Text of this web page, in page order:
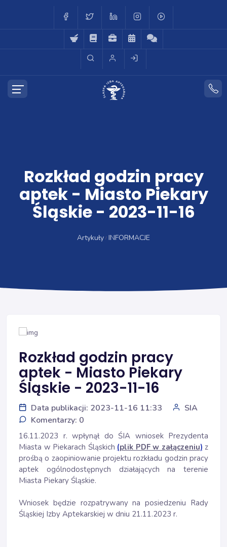
Rozkład godzin pracy
aptek - Miasto Piekary
Śląskie - 2023-11-16
Artykuły INFORMACJE
Rozkład godzin pracy
aptek - Miasto Piekary
Śląskie - 2023-11-16
Data publikacji: 2023-11-16 11:33
SIA
Komentarzy: 0
16.11.2023 r. wpłynął do ŚIA wniosek Prezydenta
Miasta w Piekarach Śląskich (plik PDF w załączeniu) z
prośbą o zaopiniowanie projektu rozkładu godzin pracy
aptek ogólnodostępnych działających na terenie
Miasta Piekary Śląskie.
Wniosek będzie rozpatrywany na posiedzeniu Rady
Śląskiej Izby Aptekarskiej w dniu 21.11.2023 r.